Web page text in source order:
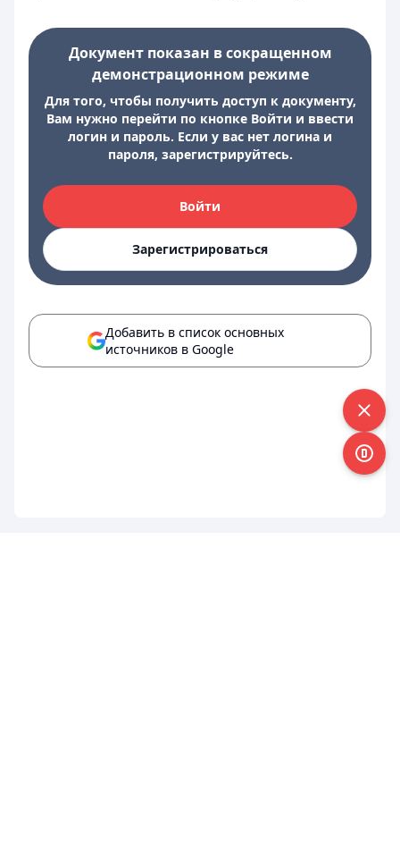
Документ показан в сокращенном
демонстрационном режиме
Для того, чтобы получить доступ к документу,
Вам нужно перейти по кнопке Войти и ввести
логин и пароль. Если у вас нет логина и
пароля, зарегистрируйтесь.
Войти
Зарегистрироваться
Добавить в список основных
источников в Google